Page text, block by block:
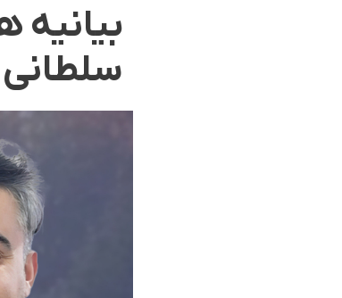
بیانیه
سلطانی